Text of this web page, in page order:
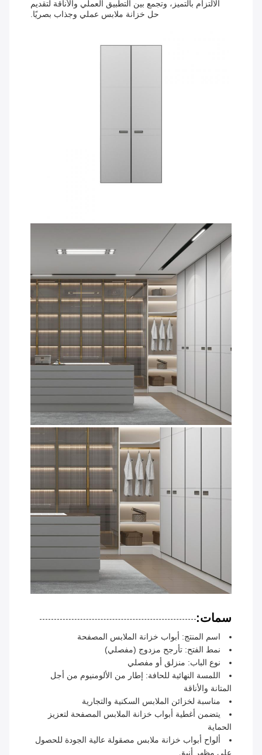
الالتزام بالتميز، وتجمع بين التطبيق العملي والأناقة لتقديم
حل خزانة ملابس عملي وجذاب بصريًا.
سمات:
اسم المنتج: أبواب خزانة الملابس المصفحة
نمط الفتح: تأرجح مزدوج (مفصلي)
نوع الباب: منزلق أو مفصلي
اللمسة النهائية للحافة: إطار من الألومنيوم من أجل
المتانة والأناقة
مناسبة لخزائن الملابس السكنية والتجارية
يتضمن أغطية أبواب خزانة الملابس المصفحة لتعزيز
الحماية
ألواح أبواب خزانة ملابس مصقولة عالية الجودة للحصول
على مظهر أنيق